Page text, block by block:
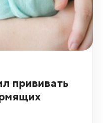
прививать